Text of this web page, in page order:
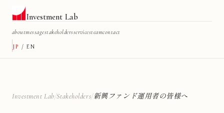
Investment Lab
aboutmessagestakeholdersservicesteamcontact
JP /EN
Investment Lab/Stakeholders/新興ファンド運用者の皆様へ